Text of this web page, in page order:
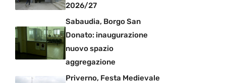
2026/27
Sabaudia, Borgo San
Donato: inaugurazione
nuovo spazio
aggregazione
Priverno, Festa Medievale